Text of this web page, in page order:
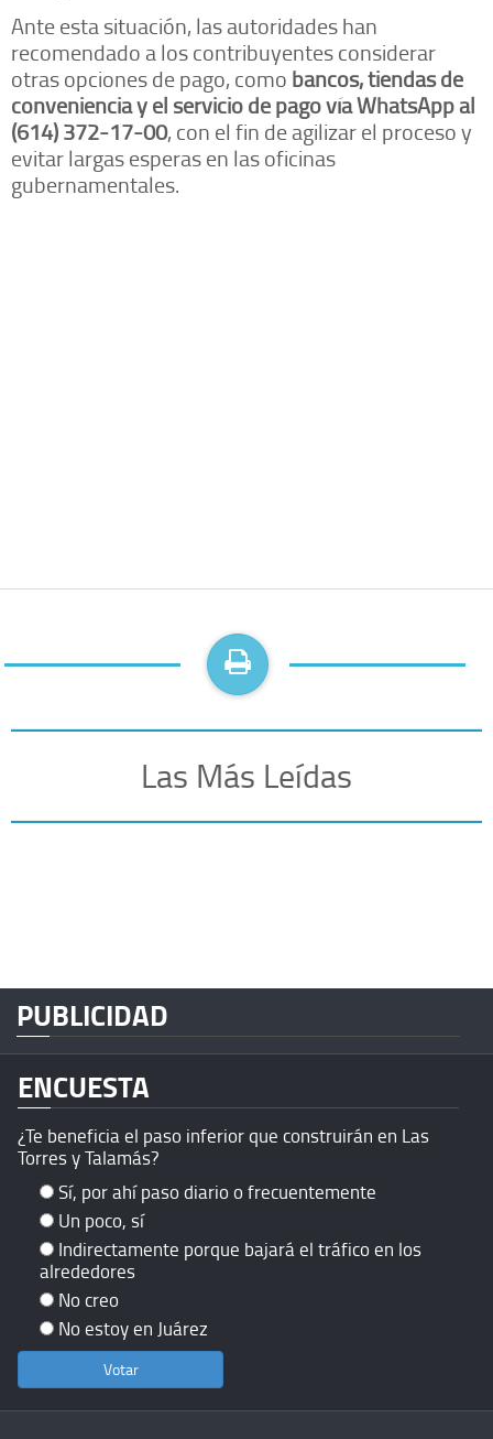
Ante esta situación, las autoridades han
recomendado a los contribuyentes considerar
otras opciones de pago, como bancos, tiendas de
conveniencia y el servicio de pago vía WhatsApp al
(614) 372-17-00, con el fin de agilizar el proceso y
evitar largas esperas en las oficinas
gubernamentales.
Las Más Leídas
PUBLICIDAD
ENCUESTA
¿Te beneficia el paso inferior que construirán en Las
Torres y Talamás?
Sí, por ahí paso diario o frecuentemente
Un poco, sí
Indirectamente porque bajará el tráfico en los
alrededores
No creo
No estoy en Juárez